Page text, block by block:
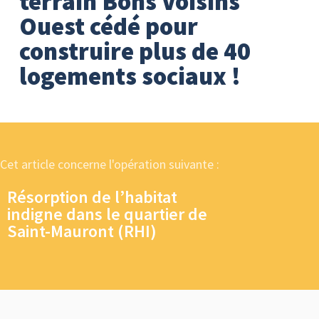
Ouest cédé pour
construire plus de 40
logements sociaux !
Cet article concerne l'opération suivante :
Résorption de l’habitat
indigne dans le quartier de
Saint-Mauront (RHI)